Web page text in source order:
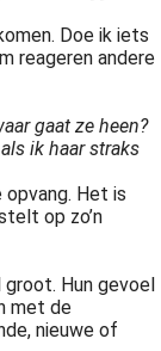
Doe ik iets
reageren andere
gaat ze heen?
ik haar straks
Het is
op zo’n
Hun gevoel
met de
nieuwe of